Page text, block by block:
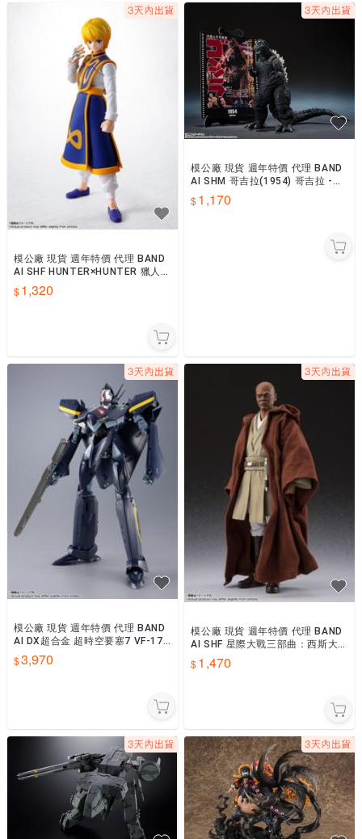
模公廠 現貨 週年特價 代理 BAND
AI SHF HUNTER×HUNTER 獵人
酷拉皮卡
1,320
模公廠 現貨 週年特價 代理 BAND
AI SHM 哥吉拉(1954) 哥吉拉 -Mo
vie Graphic Plus-
1,170
模公廠 現貨 週年特價 代理 BAND
AI DX超合金 超時空要塞7 VF-17S
夢魘匿蹤女武神 卡姆林機
3,970
模公廠 現貨 週年特價 代理 BAND
AI SHF 星際大戰三部曲：西斯大帝
的復仇 魅使・雲度 -Classic Ver
1,470